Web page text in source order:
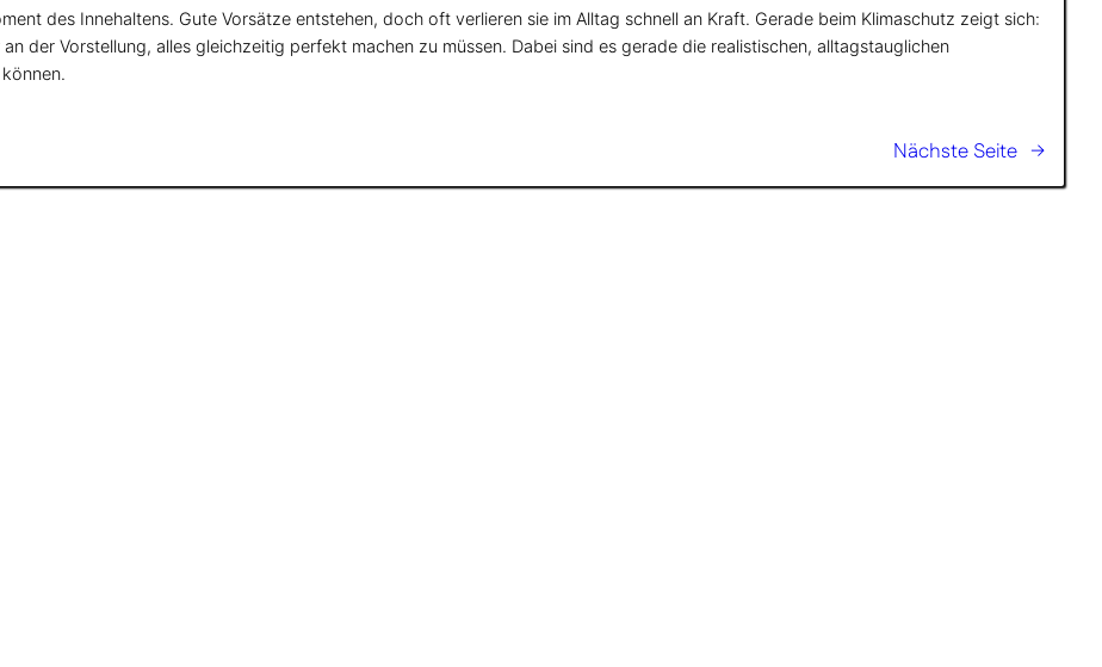
des Innehaltens. Gute Vorsätze entstehen, doch oft verlieren sie im Alltag schnell an Kraft. Gerade beim Klimaschutz zeigt sich:
der Vorstellung, alles gleichzeitig perfekt machen zu müssen. Dabei sind es gerade die realistischen, alltagstauglichen
Nächste Seite →